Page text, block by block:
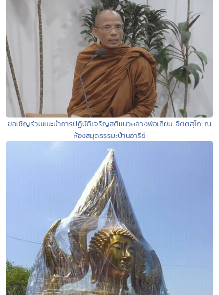
ขอเชิญร่วมแนะนำการปฏิบัติเจริญสติแนวหลวงพ่อเทียน จิตฺตสุโภ ณ
ห้องสมุดธรรมะบ้านอารีย์